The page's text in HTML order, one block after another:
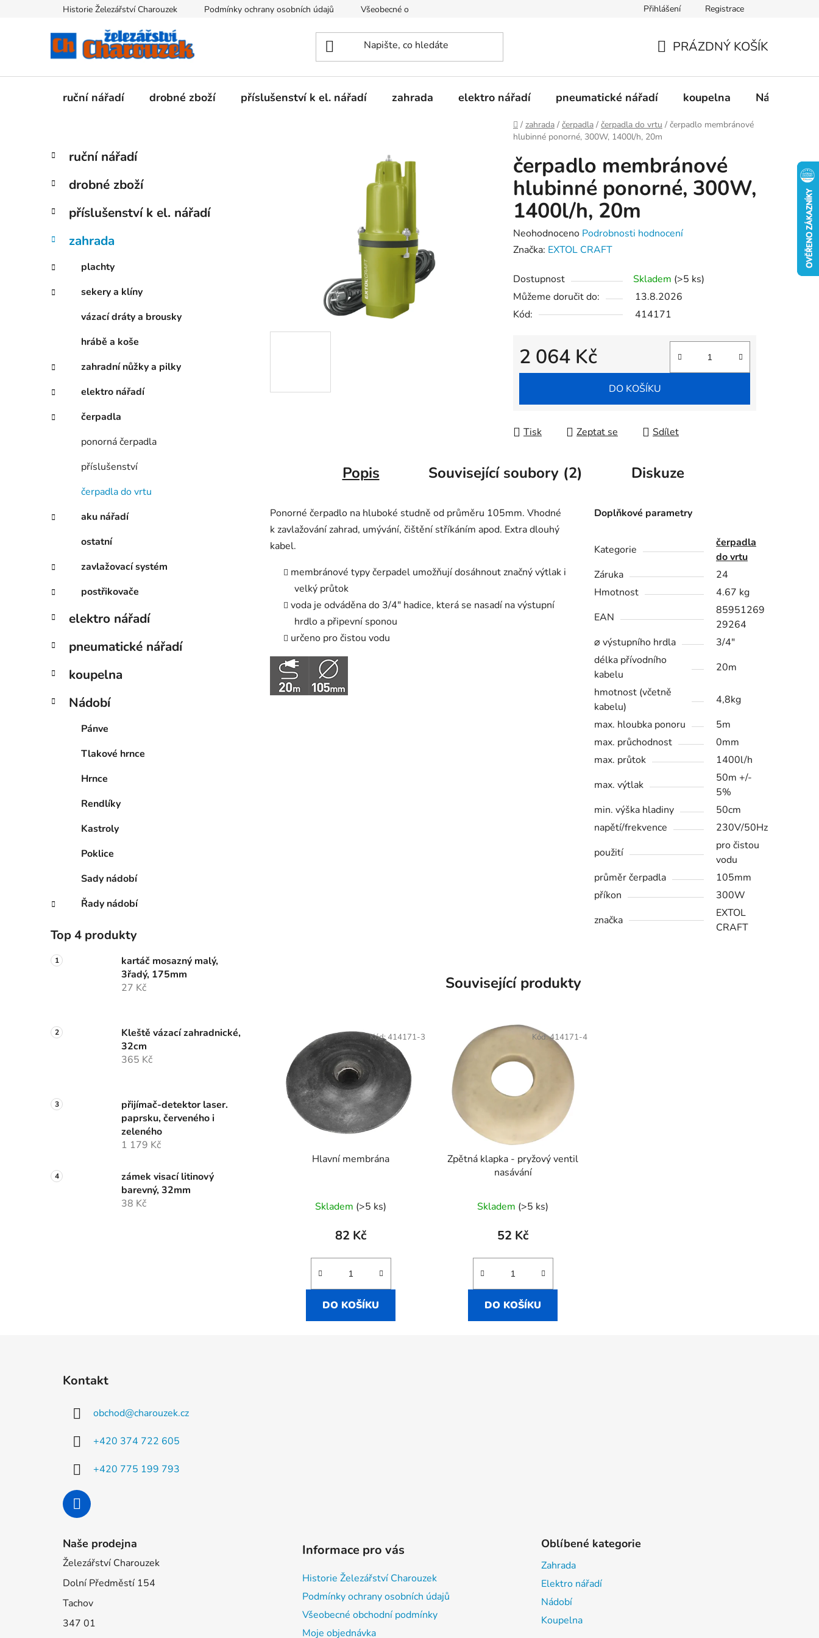
Historie Železářství Charouzek Podmínky ochrany osobních údajů Všeobecné obchodní podmínky Doprava a platba Kontakty
Přihlášení Registrace
KOŠÍK
PRÁZDNÝ KOŠÍK
ruční nářadí drobné zboží příslušenství k el. nářadí zahrada elektro nářadí pneumatické nářadí koupelna Nádobí
Domů
/ zahrada / čerpadla / čerpadla do vrtu / čerpadlo membránové
hlubinné ponorné, 300W, 1400l/h, 20m
P
s
r
n
n
í
p
Přeskočit
kategorie
K
a
e
o
i
ruční nářadí
drobné zboží
příslušenství k el. nářadí
zahrada
plachty
sekery a klíny
vázací dráty a brousky
hrábě a koše
zahradní nůžky a pilky
elektro nářadí
čerpadla
ponorná čerpadla
příslušenství
čerpadla do vrtu
aku nářadí
ostatní
zavlažovací systém
postřikovače
elektro nářadí
pneumatické nářadí
koupelna
Nádobí
Pánve
Tlakové hrnce
Hrnce
Rendlíky
Kastroly
Poklice
Sady nádobí
Řady nádobí
Top 4 produkty
kartáč mosazný malý,
3řadý, 175mm
27 Kč
Kleště vázací zahradnické,
32cm
365 Kč
přijímač-detektor laser.
paprsku, červeného i
zeleného
1 179 Kč
zámek visací litinový
barevný, 32mm
38 Kč
čerpadlo membránové
hlubinné ponorné, 300W,
1400l/h, 20m
Průměrné
hodnocení
je
0,0
z
hvězdiček.
Neohodnoceno Podrobnosti hodnocení
Značka: EXTOL CRAFT
Dostupnost Skladem (>5 ks)
Můžeme doručit do:
13.8.2026
Kód:
414171
2 064 Kč
Měrná cena:
DO KOŠÍKU
Tisk Zeptat se Sdílet
Popis Související soubory (2) Diskuze
Ponorné čerpadlo na hluboké studně od průměru 105mm. Vhodné
k zavlažování zahrad, umývání, čištění stříkáním apod. Extra dlouhý
kabel.
membránové typy čerpadel umožňují dosáhnout značný výtlak i
velký průtok
voda je odváděna do 3/4" hadice, která se nasadí na výstupní
hrdlo a připevní sponou
určeno pro čistou vodu
Doplňkové parametry
Kategorie
čerpadla
do vrtu
Záruka
24
Hmotnost
4.67 kg
EAN
85951269
29264
⌀ výstupního hrdla
3/4"
délka přívodního
kabelu
20m
hmotnost (včetně
kabelu)
4,8kg
max. hloubka ponoru
5m
max. průchodnost
0mm
max. průtok
1400l/h
max. výtlak
50m +/-
5%
min. výška hladiny
50cm
napětí/frekvence
230V/50Hz
použití
pro čistou
vodu
průměr čerpadla
105mm
příkon
300W
značka
EXTOL
CRAFT
Související produkty
Hlavní membrána
Skladem (>5 ks)
82 Kč
DO KOŠÍKU
Kód:414171-3
Zpětná klapka - pryžový ventil
nasávání
Skladem (>5 ks)
52 Kč
DO KOŠÍKU
Kód:414171-4
Kontakt
obchod@charouzek.cz
+420 374 722 605
+420 775 199 793
Naše prodejna
Železářství Charouzek
Dolní Předměstí 154
Tachov
347 01
Informace pro vás
Historie Železářství Charouzek
Podmínky ochrany osobních údajů
Všeobecné obchodní podmínky
Moje objednávka
Oblíbené kategorie
Zahrada
Elektro nářadí
Nádobí
Koupelna